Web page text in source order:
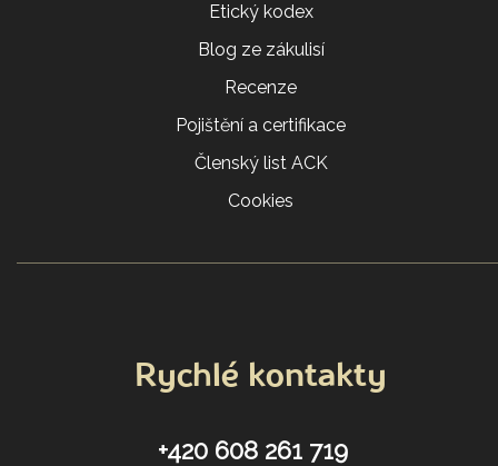
Etický kodex
Blog ze zákulisí
Recenze
Pojištění a certifikace
Členský list ACK
Cookies
Rychlé kontakty
+420 608 261 719